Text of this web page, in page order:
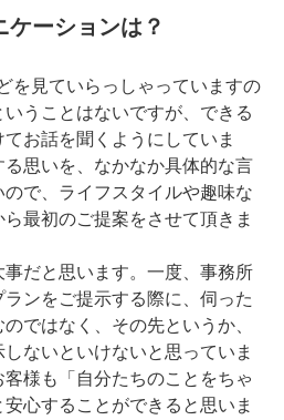
ケーションは？
を見ていらっしゃっていますの
うことはないですが、できる
お話を聞くようにしていま
思いを、なかなか具体的な言
で、ライフスタイルや趣味な
最初のご提案をさせて頂きま
だと思います。一度、事務所
ンをご提示する際に、伺った
ではなく、その先というか、
ないといけないと思っていま
様も「自分たちのことをちゃ
心することができると思いま